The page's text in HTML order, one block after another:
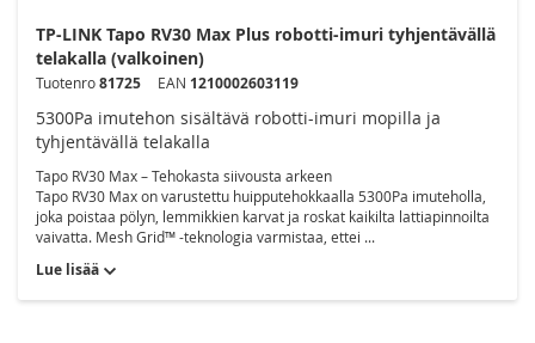
TP-LINK Tapo RV30 Max Plus robotti-imuri tyhjentävällä
telakalla (valkoinen)
Tuotenro81725 EAN 1210002603119
5300Pa imutehon sisältävä robotti-imuri mopilla ja
tyhjentävällä telakalla
Tapo RV30 Max – Tehokasta siivousta arkeen
Tapo RV30 Max on varustettu huipputehokkaalla 5300Pa imuteholla,
joka poistaa pölyn, lemmikkien karvat ja roskat kaikilta lattiapinnoilta
vaivatta. Mesh Grid™ -teknologia varmistaa, ettei ...
Lue lisää